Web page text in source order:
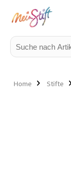
Home Stifte